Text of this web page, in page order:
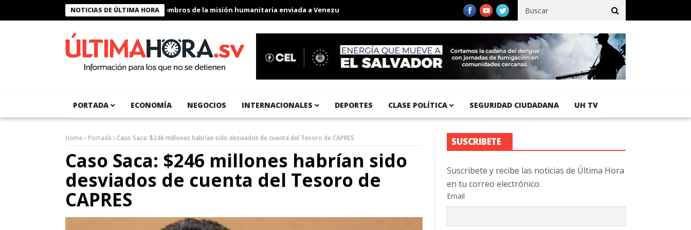
NOTICIAS DE ÚLTIMA HORA
Presidente Bukele condecora a miembros de la misión humanitaria enviada a Venezuela Aeropuerto Internacional del Pacífico registra 92 % de avance en obras de terracería
PORTADA ECONOMÍA NEGOCIOS INTERNACIONALES DEPORTES CLASE POLÍTICA SEGURIDAD CIUDADANA UH TV
Home Portada Caso Saca: $246 millones habrían sido desviados de cuenta del Tesoro de CAPRES
Caso Saca: $246 millones habrían sido
desviados de cuenta del Tesoro de
CAPRES
SUSCRIBETE
Suscribete y recibe las noticias de Última Hora
en tu correo electrónico.
Email